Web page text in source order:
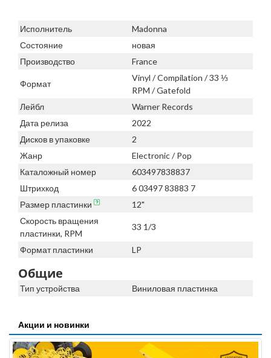
Исполнитель
Madonna
Состояние
новая
Производство
France
Формат
Vinyl / Compilation / 33 ⅓
RPM / Gatefold
Лейбл
Warner Records
Дата релиза
2022
Дисков в упаковке
2
Жанр
Electronic / Pop
Каталожный номер
603497838837
Штрихкод
6 03497 83883 7
Размер пластинки
12"
Скорость вращения
пластинки, RPM
33 1/3
Формат пластинки LP
Общие
Тип устройства Виниловая пластинка
Акции и новинки